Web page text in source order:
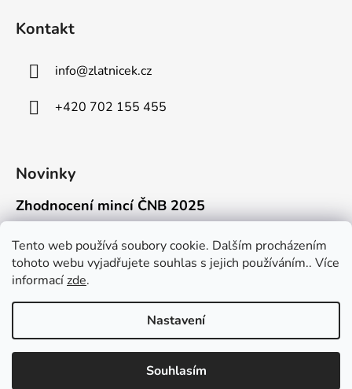
Tento web používá soubory cookie. Dalším procházením
tohoto webu vyjadřujete souhlas s jejich používáním.. Více
informacízde.
Nastavení
Souhlasím
Kontakt
info@zlatnicek.cz
+420 702 155 455
Novinky
Zhodnocení mincí ČNB 2025
Připravili jsme pro vás jednoduchý a př...
Mýty o přepravě zlatých mincí mimo EU
Kdo někdy držel v ruce zlatou minci Wie...
Vytvořil Shoptet